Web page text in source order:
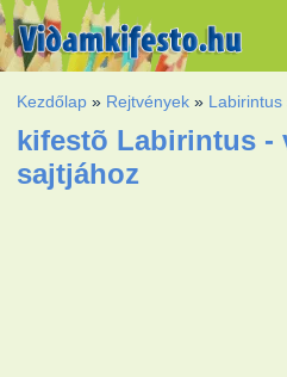
Kezdőlap » Rejtvények » Labirintus
kifestõ Labirintus -
sajtjához